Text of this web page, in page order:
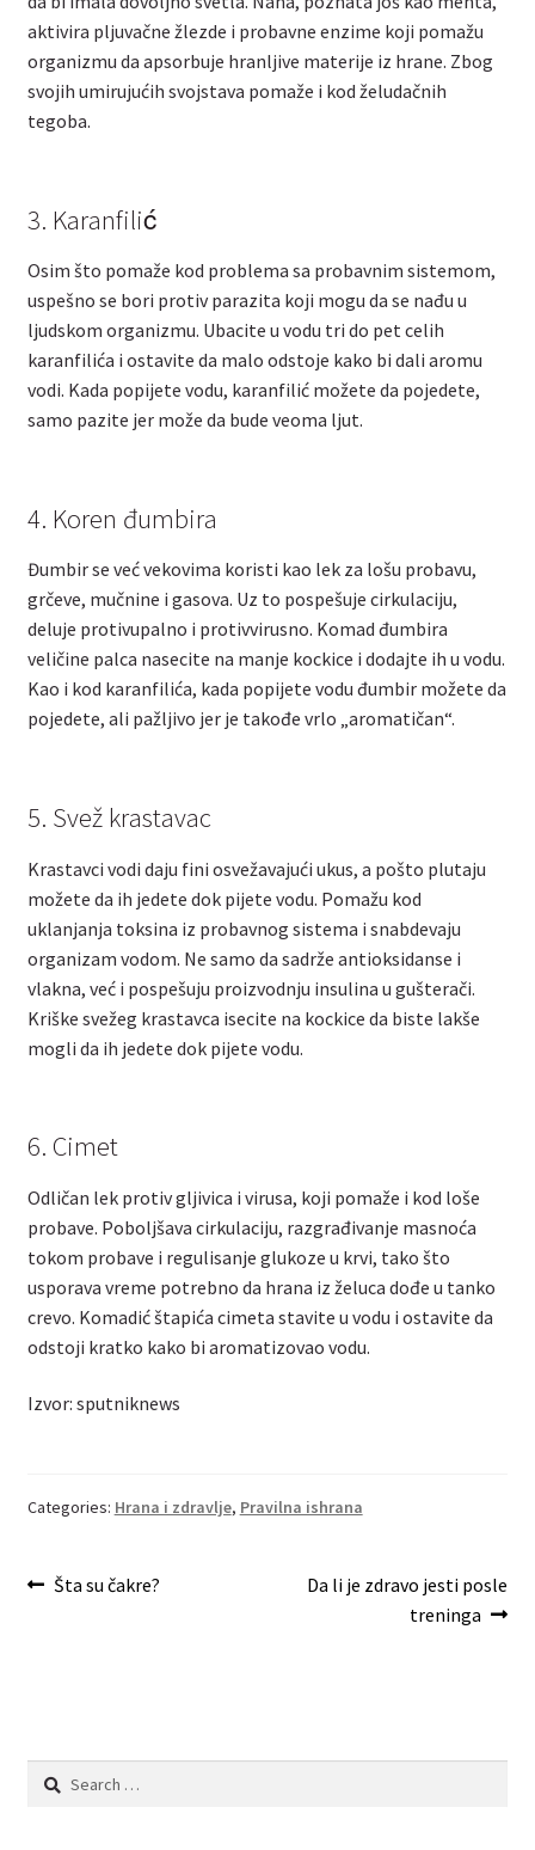
aktivira pljuvačne žlezde i probavne enzime koji pomažu
organizmu da apsorbuje hranljive materije iz hrane. Zbog
svojih umirujućih svojstava pomaže i kod želudačnih
tegoba.
3. Karanfilić
Osim što pomaže kod problema sa probavnim sistemom,
uspešno se bori protiv parazita koji mogu da se nađu u
ljudskom organizmu. Ubacite u vodu tri do pet celih
karanfilića i ostavite da malo odstoje kako bi dali aromu
vodi. Kada popijete vodu, karanfilić možete da pojedete,
samo pazite jer može da bude veoma ljut.
4. Koren đumbira
Đumbir se već vekovima koristi kao lek za lošu probavu,
grčeve, mučnine i gasova. Uz to pospešuje cirkulaciju,
deluje protivupalno i protivvirusno. Komad đumbira
veličine palca nasecite na manje kockice i dodajte ih u vodu.
Kao i kod karanfilića, kada popijete vodu đumbir možete da
pojedete, ali pažljivo jer je takođe vrlo „aromatičan“.
5. Svež krastavac
Krastavci vodi daju fini osvežavajući ukus, a pošto plutaju
možete da ih jedete dok pijete vodu. Pomažu kod
uklanjanja toksina iz probavnog sistema i snabdevaju
organizam vodom. Ne samo da sadrže antioksidanse i
vlakna, već i pospešuju proizvodnju insulina u gušterači.
Kriške svežeg krastavca isecite na kockice da biste lakše
mogli da ih jedete dok pijete vodu.
6. Cimet
Odličan lek protiv gljivica i virusa, koji pomaže i kod loše
probave. Poboljšava cirkulaciju, razgrađivanje masnoća
tokom probave i regulisanje glukoze u krvi, tako što
usporava vreme potrebno da hrana iz želuca dođe u tanko
crevo. Komadić štapića cimeta stavite u vodu i ostavite da
odstoji kratko kako bi aromatizovao vodu.
Izvor: sputniknews
Categories: Hrana i zdravlje, Pravilna ishrana
Post
Previous
Šta su čakre?
Next
Da li je zdravo jesti posle
treninga
Search